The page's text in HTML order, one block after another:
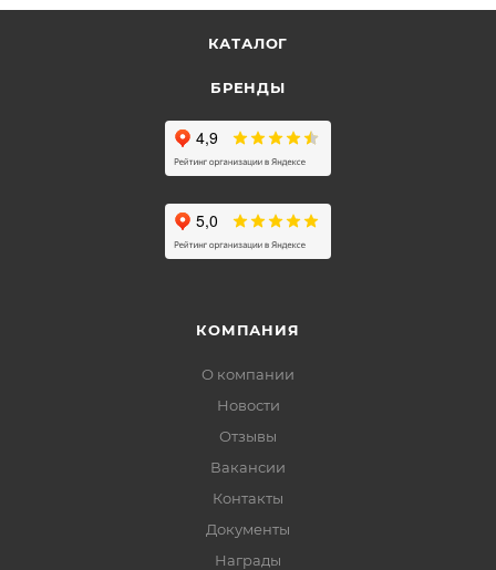
КАТАЛОГ
БРЕНДЫ
КОМПАНИЯ
О компании
Новости
Отзывы
Вакансии
Контакты
Документы
Награды